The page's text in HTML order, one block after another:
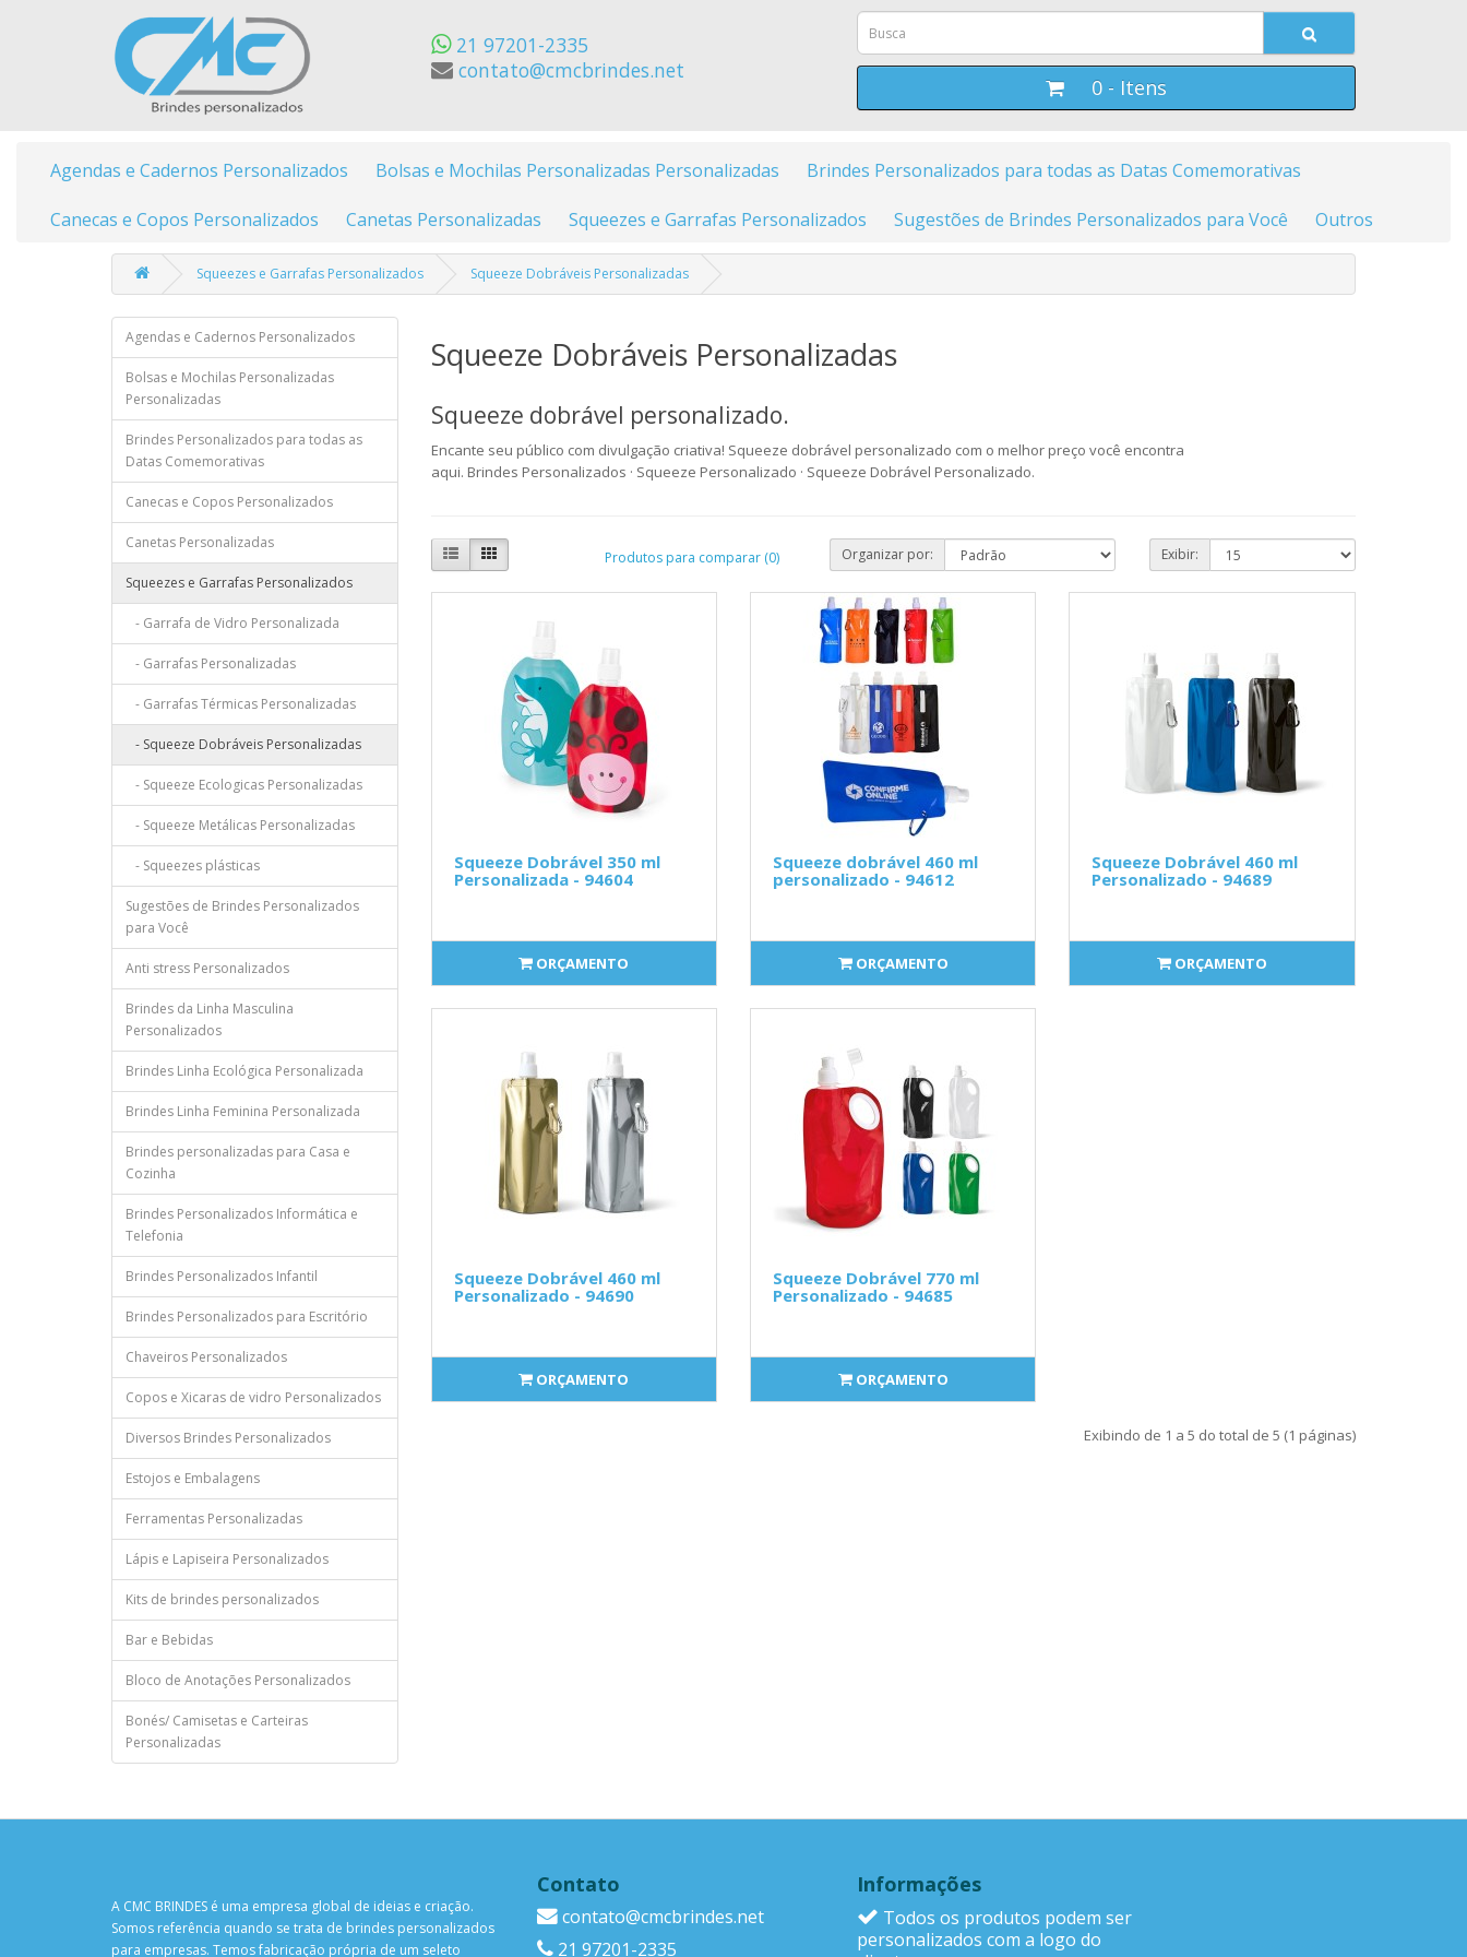
21 97201-2335
contato@cmcbrindes.net
0 - Itens
Agendas e Cadernos Personalizados Bolsas e Mochilas Personalizadas Personalizadas Brindes Personalizados para todas as Datas Comemorativas
Canecas e Copos Personalizados Canetas Personalizadas Squeezes e Garrafas Personalizados Sugestões de Brindes Personalizados para Você Outros
Squeezes e Garrafas Personalizados Squeeze Dobráveis Personalizadas
Agendas e Cadernos Personalizados
Bolsas e Mochilas Personalizadas
Personalizadas
Brindes Personalizados para todas as
Datas Comemorativas
Canecas e Copos Personalizados
Canetas Personalizadas
Squeezes e Garrafas Personalizados
- Garrafa de Vidro Personalizada
- Garrafas Personalizadas
- Garrafas Térmicas Personalizadas
- Squeeze Dobráveis Personalizadas
- Squeeze Ecologicas Personalizadas
- Squeeze Metálicas Personalizadas
- Squeezes plásticas
Sugestões de Brindes Personalizados
para Você
Anti stress Personalizados
Brindes da Linha Masculina
Personalizados
Brindes Linha Ecológica Personalizada
Brindes Linha Feminina Personalizada
Brindes personalizadas para Casa e
Cozinha
Brindes Personalizados Informática e
Telefonia
Brindes Personalizados Infantil
Brindes Personalizados para Escritório
Chaveiros Personalizados
Copos e Xicaras de vidro Personalizados
Diversos Brindes Personalizados
Estojos e Embalagens
Ferramentas Personalizadas
Lápis e Lapiseira Personalizados
Kits de brindes personalizados
Bar e Bebidas
Bloco de Anotações Personalizados
Bonés/ Camisetas e Carteiras
Personalizadas
Squeeze Dobráveis Personalizadas
Squeeze dobrável personalizado.
Encante seu público com divulgação criativa! Squeeze dobrável personalizado com o melhor preço você encontra
aqui. Brindes Personalizados · Squeeze Personalizado · Squeeze Dobrável Personalizado.
Produtos para comparar (0) Organizar por: Exibir:
Squeeze Dobrável 350 ml
Personalizada - 94604
ORÇAMENTO
Squeeze dobrável 460 ml
personalizado - 94612
ORÇAMENTO
Squeeze Dobrável 460 ml
Personalizado - 94689
ORÇAMENTO
Squeeze Dobrável 460 ml
Personalizado - 94690
ORÇAMENTO
Squeeze Dobrável 770 ml
Personalizado - 94685
ORÇAMENTO
Exibindo de 1 a 5 do total de 5 (1 páginas)
A CMC BRINDES é uma empresa global de ideias e criação.
Somos referência quando se trata de brindes personalizados
para empresas. Temos fabricação própria de um seleto
Contato
contato@cmcbrindes.net
21 97201-2335
Informações
Todos os produtos podem ser
personalizados com a logo do